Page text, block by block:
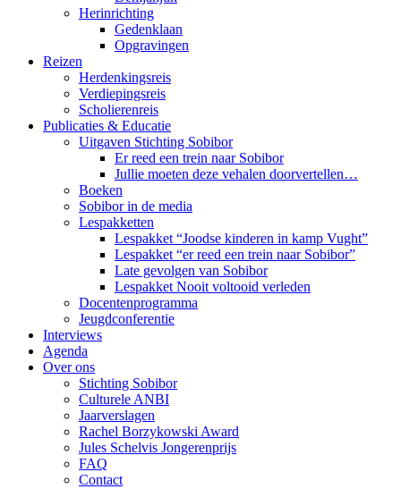
Herinrichting
Gedenklaan
Opgravingen
Reizen
Herdenkingsreis
Verdiepingsreis
Scholierenreis
Publicaties & Educatie
Uitgaven Stichting Sobibor
Er reed een trein naar Sobibor
Jullie moeten deze vehalen doorvertellen…
Boeken
Sobibor in de media
Lespakketten
Lespakket “Joodse kinderen in kamp Vught”
Lespakket “er reed een trein naar Sobibor”
Late gevolgen van Sobibor
Lespakket Nooit voltooid verleden
Docentenprogramma
Jeugdconferentie
Interviews
Agenda
Over ons
Stichting Sobibor
Culturele ANBI
Jaarverslagen
Rachel Borzykowski Award
Jules Schelvis Jongerenprijs
FAQ
Contact